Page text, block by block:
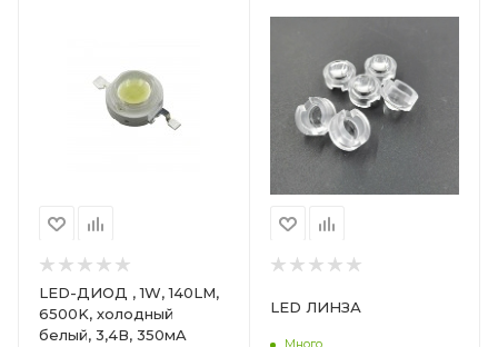
LED-ДИОД , 1W, 140LM,
6500K, холодный
белый, 3,4В, 350мA
LED ЛИНЗА